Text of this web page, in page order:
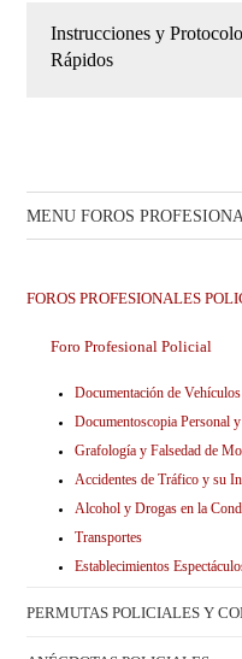
Instrucciones y
Rápidos
MENU FOROS
FOROS PROFESIONALES
Foro Profesional Policial
Documentación de
Documentoscopia Personal
Grafología y Falsedad de
Accidentes de Tráfico y su
Alcohol y Drogas en la
Transportes
Establecimientos
PERMUTAS POLICIALES Y